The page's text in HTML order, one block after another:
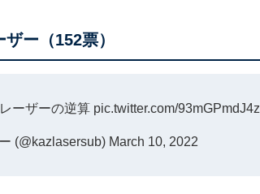
ー（152票）
ーザーの逆算 pic.twitter.com/93mGPmdJ4z
(@kazlasersub) March 10, 2022